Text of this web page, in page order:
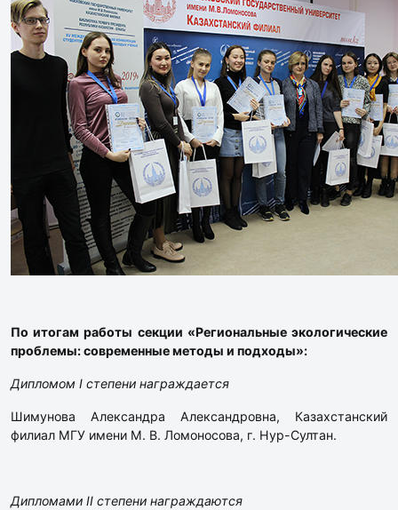
По итогам работы секции «Региональные экологические
проблемы: современные методы и подходы»:
Дипломом I степени награждается
Шимунова Александра Александровна, Казахстанский
филиал МГУ имени М. В. Ломоносова, г. Нур-Султан.
Дипломами II степени награждаются